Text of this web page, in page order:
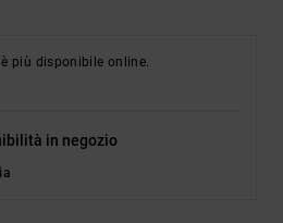
più disponibile online.
in negozio